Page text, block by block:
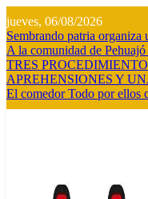
al
contenido
jueves, 06/08/2026
Sembrando patria organiza
A la comunidad de
TRES
APREHENSIONES Y
El comedor Todo por ellos